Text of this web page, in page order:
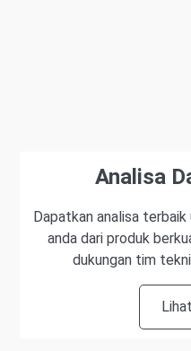
Analisa
Dapatkan analisa
anda dari produk
dukungan tim